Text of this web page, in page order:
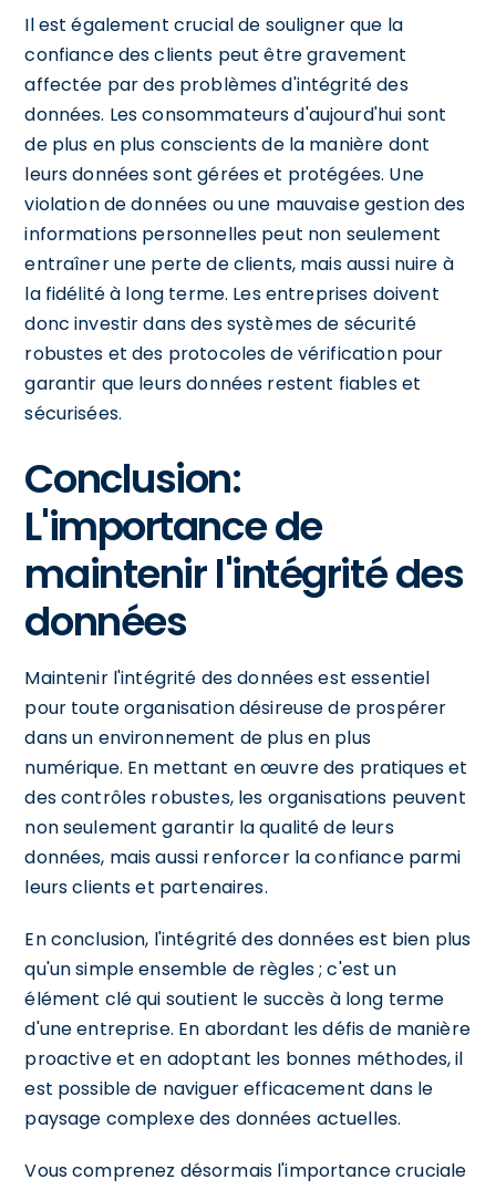
Il est également crucial de souligner que la
confiance des clients peut être gravement
affectée par des problèmes d'intégrité des
données. Les consommateurs d'aujourd'hui sont
de plus en plus conscients de la manière dont
leurs données sont gérées et protégées. Une
violation de données ou une mauvaise gestion des
informations personnelles peut non seulement
entraîner une perte de clients, mais aussi nuire à
la fidélité à long terme. Les entreprises doivent
donc investir dans des systèmes de sécurité
robustes et des protocoles de vérification pour
garantir que leurs données restent fiables et
sécurisées.
Conclusion:
L'importance de
maintenir l'intégrité des
données
Maintenir l'intégrité des données est essentiel
pour toute organisation désireuse de prospérer
dans un environnement de plus en plus
numérique. En mettant en œuvre des pratiques et
des contrôles robustes, les organisations peuvent
non seulement garantir la qualité de leurs
données, mais aussi renforcer la confiance parmi
leurs clients et partenaires.
En conclusion, l'intégrité des données est bien plus
qu'un simple ensemble de règles ; c'est un
élément clé qui soutient le succès à long terme
d'une entreprise. En abordant les défis de manière
proactive et en adoptant les bonnes méthodes, il
est possible de naviguer efficacement dans le
paysage complexe des données actuelles.
Vous comprenez désormais l'importance cruciale